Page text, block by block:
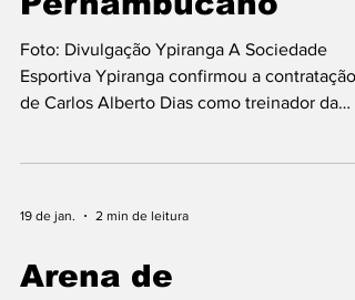
Pernambucano
Foto: Divulgação Ypiranga A Sociedade
Esportiva Ypiranga confirmou a contratação
equipe para a disputa do Campeonato
anos comandará a Máquina de Costura na
destacada no futebol brasileiro, Carlos